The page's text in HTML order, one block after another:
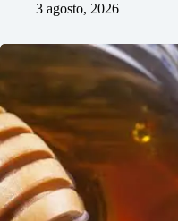
3 agosto, 2026